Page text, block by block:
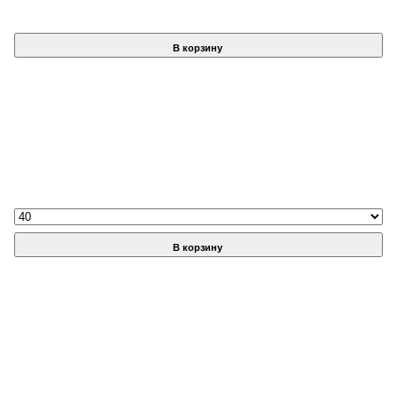
В корзину
В корзину